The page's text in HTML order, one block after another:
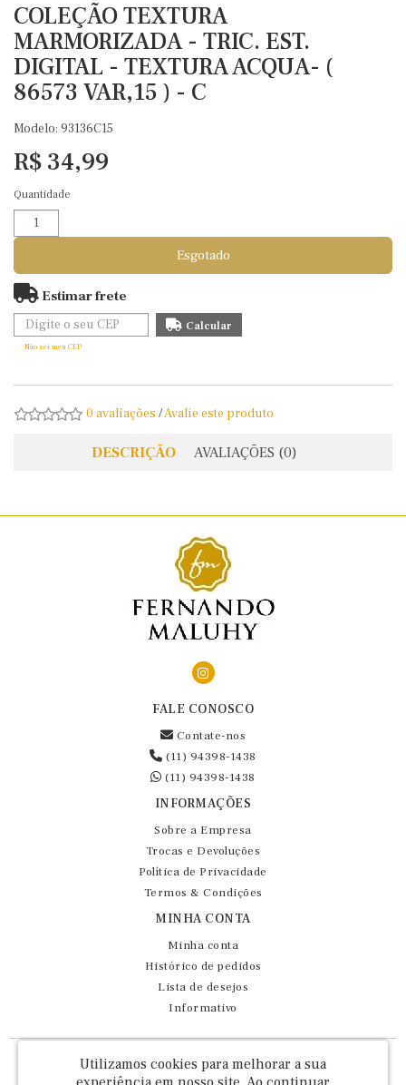
COLEÇÃO TEXTURA
MARMORIZADA - TRIC. EST.
DIGITAL - TEXTURA ACQUA- (
86573 VAR,15 ) - C
Modelo: 93136C15
R$ 34,99
Quantidade
Esgotado
Estimar frete
Não sei meu CEP
0 avaliações /Avalie este produto
DESCRIÇÃO AVALIAÇÕES (0)
FALE CONOSCO
Contate-nos
(11) 94398-1438
(11) 94398-1438
INFORMAÇÕES
Sobre a Empresa
Trocas e Devoluções
Política de Privacidade
Termos & Condições
MINHA CONTA
Minha conta
Histórico de pedidos
Lista de desejos
Informativo
Fernando Maluhy Cia Ltda - CNPJ: 60.458.825/0001-86
Rua Dr Euclydes da Cunha, 47 - Brás - São Paulo / SP - CEP 03016-030
Utilizamos cookies para melhorar a sua